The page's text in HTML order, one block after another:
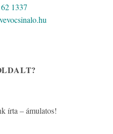
1337
írta – ámulatos!